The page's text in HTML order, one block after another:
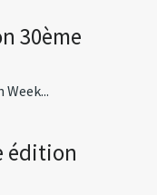
30ème
édition